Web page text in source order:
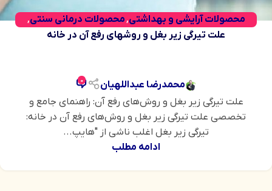
محصولات آرایشی و بهداشتی,محصولات درمانی سنتی,
وبلاگ
علت تیرگی زیر بغل و روشهای رفع آن در خانه
محمدرضا عبداللهیان 0
علت تیرگی زیر بغل و روش‌های رفع آن: راهنمای جامع و
تخصصی علت تیرگی زیر بغل و روش‌های رفع آن در خانه:
تیرگی زیر بغل اغلب ناشی از "هایپ...
ادامه مطلب